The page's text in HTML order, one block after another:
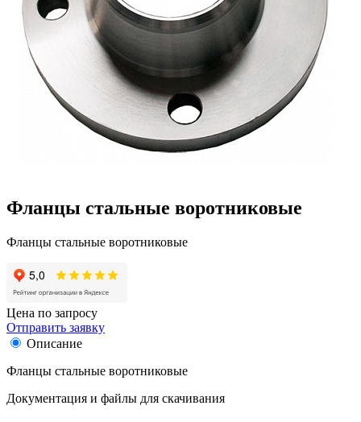
Фланцы стальные воротниковые
Фланцы стальные воротниковые
Цена по запросу
Отправить заявку
Описание
Фланцы стальные воротниковые
Документация и файлы для скачивания